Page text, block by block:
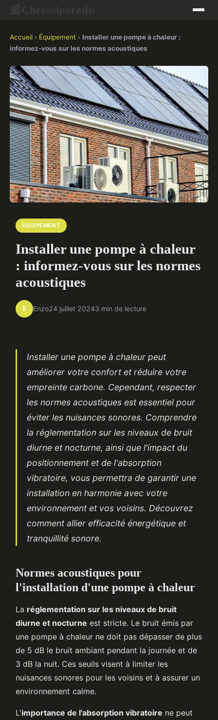
Accueil › Équipement › Installer une pompe à chaleur :
informez-vous sur les normes acoustiques
ÉQUIPEMENT
Installer une pompe à chaleur
: informez-vous sur les normes
acoustiques
E Enzo24 juillet 20243 min de lecture
Installer une pompe à chaleur peut
améliorer votre confort et réduire votre
empreinte carbone. Cependant, respecter
les normes acoustiques est essentiel pour
éviter les nuisances sonores. Comprendre
la réglementation sur les niveaux de bruit
diurne et nocturne, ainsi que l'impact du
positionnement et de l'absorption
vibratoire, vous permettra de garantir une
installation en harmonie avec votre
environnement et vos voisins. Découvrez
comment allier efficacité énergétique et
tranquillité sonore.
Normes acoustiques pour
l'installation d'une pompe à chaleur
La réglementation sur les niveaux de bruit
diurne et nocturne est stricte. Le bruit émis par
une pompe à chaleur ne doit pas dépasser de plus
de 5 dB le bruit ambiant pendant la journée et de
3 dB la nuit. Ces seuils visent à limiter les
nuisances sonores pour les voisins et à assurer un
environnement calme.
L'importance de l'absorption vibratoire ne peut